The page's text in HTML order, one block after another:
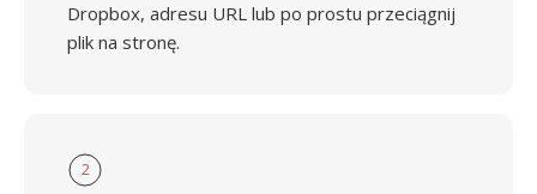
Dropbox, adresu URL lub po prostu przeciągnij
plik na stronę.
2